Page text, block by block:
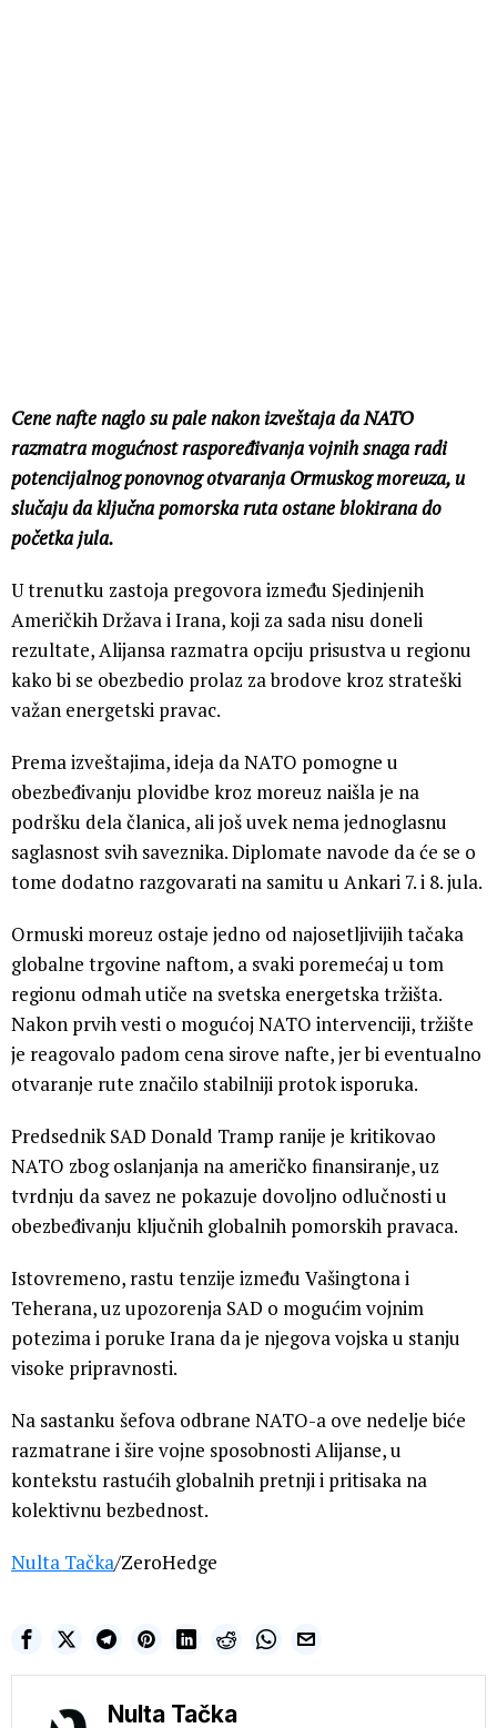
Cene nafte naglo su pale nakon izveštaja da NATO
razmatra mogućnost raspoređivanja vojnih snaga radi
potencijalnog ponovnog otvaranja Ormuskog moreuza, u
slučaju da ključna pomorska ruta ostane blokirana do
početka jula.
U trenutku zastoja pregovora između Sjedinjenih
Američkih Država i Irana, koji za sada nisu doneli
rezultate, Alijansa razmatra opciju prisustva u regionu
kako bi se obezbedio prolaz za brodove kroz strateški
važan energetski pravac.
Prema izveštajima, ideja da NATO pomogne u
obezbeđivanju plovidbe kroz moreuz naišla je na
podršku dela članica, ali još uvek nema jednoglasnu
saglasnost svih saveznika. Diplomate navode da će se o
tome dodatno razgovarati na samitu u Ankari 7. i 8. jula.
Ormuski moreuz ostaje jedno od najosetljivijih tačaka
globalne trgovine naftom, a svaki poremećaj u tom
regionu odmah utiče na svetska energetska tržišta.
Nakon prvih vesti o mogućoj NATO intervenciji, tržište
je reagovalo padom cena sirove nafte, jer bi eventualno
otvaranje rute značilo stabilniji protok isporuka.
Predsednik SAD Donald Tramp ranije je kritikovao
NATO zbog oslanjanja na američko finansiranje, uz
tvrdnju da savez ne pokazuje dovoljno odlučnosti u
obezbeđivanju ključnih globalnih pomorskih pravaca.
Istovremeno, rastu tenzije između Vašingtona i
Teherana, uz upozorenja SAD o mogućim vojnim
potezima i poruke Irana da je njegova vojska u stanju
visoke pripravnosti.
Na sastanku šefova odbrane NATO-a ove nedelje biće
razmatrane i šire vojne sposobnosti Alijanse, u
kontekstu rastućih globalnih pretnji i pritisaka na
kolektivnu bezbednost.
Nulta Tačka/ZeroHedge
Nulta Tačka